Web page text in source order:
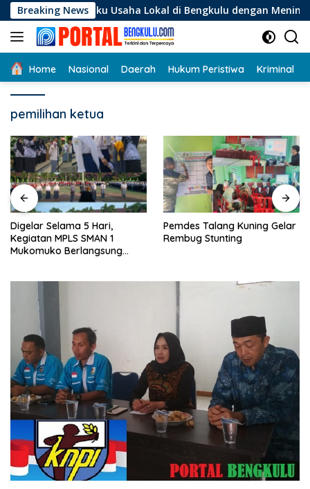
Langsung
ke
konten
Breaking News
Pelaku Usaha Lokal di Bengkulu dengan Meningkatkan
Home Nasional Daerah Hukum Peristiwa Kriminal
pemilihan ketua
Digelar Selama 5 Hari,
Kegiatan MPLS SMAN 1
Mukomuko Berlangsung
Pemdes Talang Kuning Gelar
Rembug Stunting